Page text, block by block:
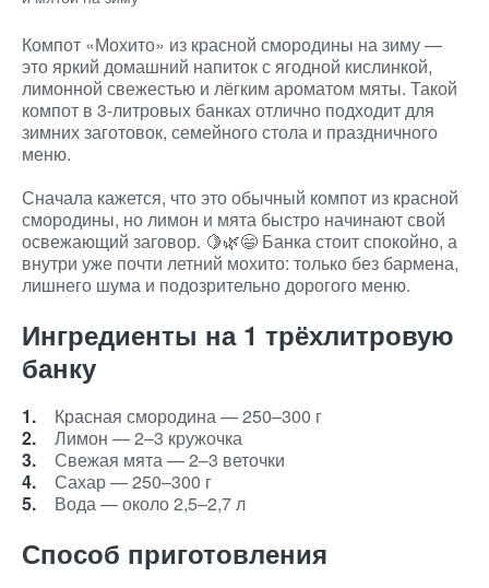
Компот «Мохито» из красной смородины на зиму —
это яркий домашний напиток с ягодной кислинкой,
лимонной свежестью и лёгким ароматом мяты. Такой
компот в 3-литровых банках отлично подходит для
зимних заготовок, семейного стола и праздничного
меню.
Сначала кажется, что это обычный компот из красной
смородины, но лимон и мята быстро начинают свой
освежающий заговор. 🍋🌿😄 Банка стоит спокойно, а
внутри уже почти летний мохито: только без бармена,
лишнего шума и подозрительно дорогого меню.
Ингредиенты на 1 трёхлитровую
банку
Красная смородина — 250–300 г
Лимон — 2–3 кружочка
Свежая мята — 2–3 веточки
Сахар — 250–300 г
Вода — около 2,5–2,7 л
Способ приготовления